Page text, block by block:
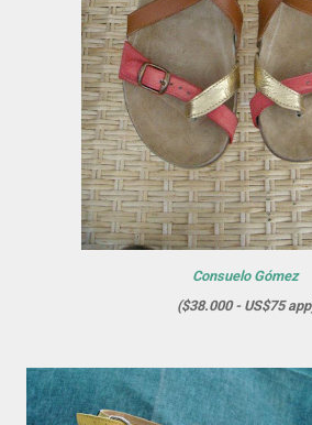
Consuelo Gómez
($38.000 - US$75